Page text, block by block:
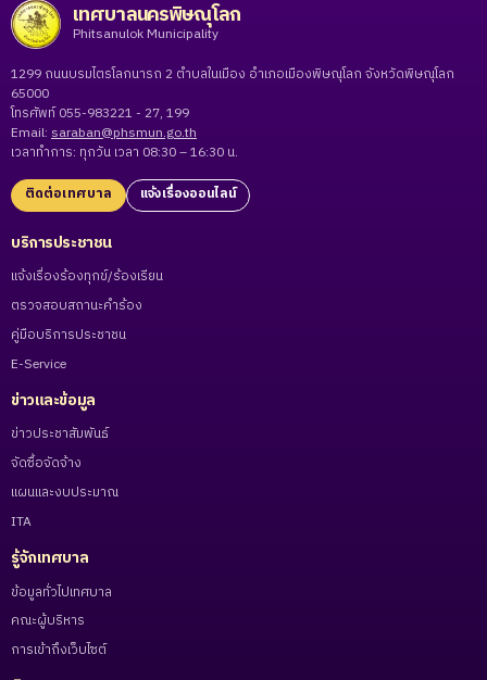
เทศบาลนครพิษณุโลก
Phitsanulok Municipality
1299 ถนนบรมไตรโลกนารถ 2 ตำบลในเมือง อำเภอเมืองพิษณุโลก จังหวัดพิษณุโลก
65000
โทรศัพท์ 055-983221 - 27, 199
Email: saraban@phsmun.go.th
เวลาทำการ: ทุกวัน เวลา 08:30 – 16:30 น.
ติดต่อเทศบาล แจ้งเรื่องออนไลน์
บริการประชาชน
แจ้งเรื่องร้องทุกข์/ร้องเรียน
ตรวจสอบสถานะคำร้อง
คู่มือบริการประชาชน
E-Service
ข่าวและข้อมูล
ข่าวประชาสัมพันธ์
จัดซื้อจัดจ้าง
แผนและงบประมาณ
ITA
รู้จักเทศบาล
ข้อมูลทั่วไปเทศบาล
คณะผู้บริหาร
การเข้าถึงเว็บไซต์